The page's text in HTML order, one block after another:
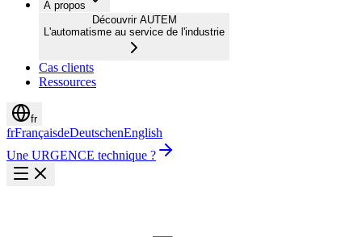
À propos
Découvrir AUTEM
L'automatisme au service de l'industrie
Cas clients
Ressources
fr
frFrançaisdeDeutschenEnglish
Une URGENCE technique ?